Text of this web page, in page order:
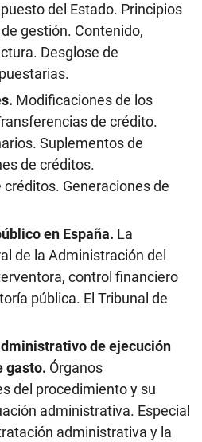
del Estado. Principios
gestión. Contenido,
Desglose de
Modificaciones de los
de crédito.
Suplementos de
de créditos.
Generaciones de
en España. La
de la Administración del
control financiero
pública. El Tribunal de
de ejecución
gasto. Órganos
del procedimiento y su
administrativa. Especial
administrativa y la